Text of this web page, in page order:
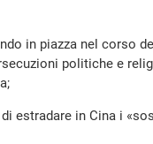
in piazza nel corso
politiche e
in Cina i